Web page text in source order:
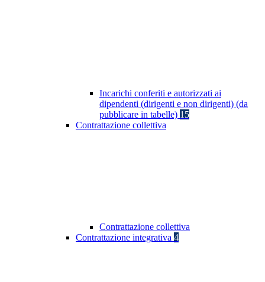
Incarichi conferiti e autorizzati ai
dipendenti (dirigenti e non dirigenti) (da
pubblicare in tabelle) 15
Contrattazione collettiva
Contrattazione collettiva
Contrattazione integrativa 4